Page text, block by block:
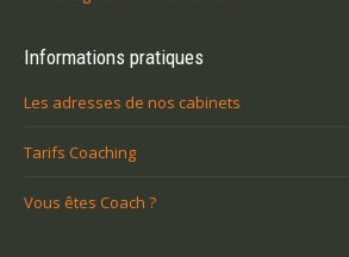
Informations pratiques
Les adresses de nos cabinets
Tarifs Coaching
Vous êtes Coach ?